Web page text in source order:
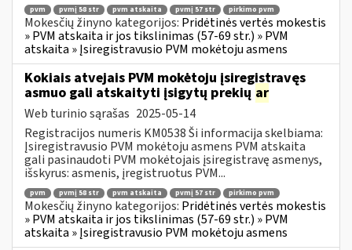
pvm pvmį 58 str pvm atskaita pvmį 57 str pirkimo pvm
Mokesčių žinyno kategorijos: Pridėtinės vertės mokestis
» PVM atskaita ir jos tikslinimas (57-69 str.) » PVM
atskaita » Įsiregistravusio PVM mokėtoju asmens
Kokiais atvejais PVM mokėtoju įsiregistravęs
asmuo gali atskaityti įsigytų prekių ar
Web turinio sąrašas 2025-05-14
Registracijos numeris KM0538 Ši informacija skelbiama:
Įsiregistravusio PVM mokėtoju asmens PVM atskaita
gali pasinaudoti PVM mokėtojais įsiregistravę asmenys,
išskyrus: asmenis, įregistruotus PVM...
pvm pvmį 58 str pvm atskaita pvmį 57 str pirkimo pvm
Mokesčių žinyno kategorijos: Pridėtinės vertės mokestis
» PVM atskaita ir jos tikslinimas (57-69 str.) » PVM
atskaita » Įsiregistravusio PVM mokėtoju asmens